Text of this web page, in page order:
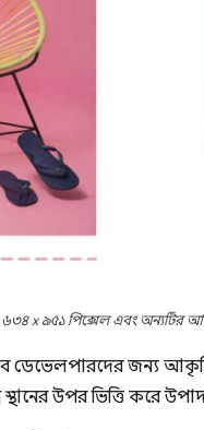
x ৯৫১ পিক্সেল এবং অন্যটির
ডেভেলপারদের জন্য
উপর ভিত্তি করে